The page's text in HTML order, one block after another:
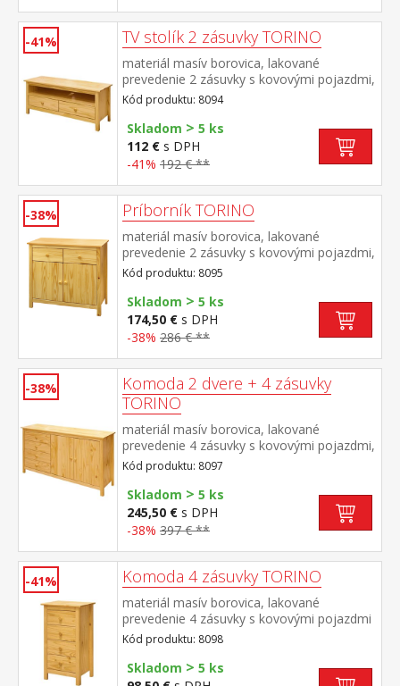
-41% TV stolík 2 zásuvky TORINO
materiál masív borovica, lakované
prevedenie 2 zásuvky s kovovými pojazdmi,
1 polica
Kód produktu: 8094
Skladom > 5 ks
112 € s DPH
-41% 192 € **
-38% Príborník TORINO
materiál masív borovica, lakované
prevedenie 2 zásuvky s kovovými pojazdmi,
2 plné dvere, 1 polica vhodný doplnok
nadstavec 8096
Kód produktu: 8095
Skladom > 5 ks
174,50 € s DPH
-38% 286 € **
-38%
Komoda 2 dvere + 4 zásuvky
TORINO
materiál masív borovica, lakované
prevedenie 4 zásuvky s kovovými pojazdmi,
2 plné dvere, 1 polica
Kód produktu: 8097
Skladom > 5 ks
245,50 € s DPH
-38% 397 € **
-41% Komoda 4 zásuvky TORINO
materiál masív borovica, lakované
prevedenie 4 zásuvky s kovovými pojazdmi
Kód produktu: 8098
Skladom > 5 ks